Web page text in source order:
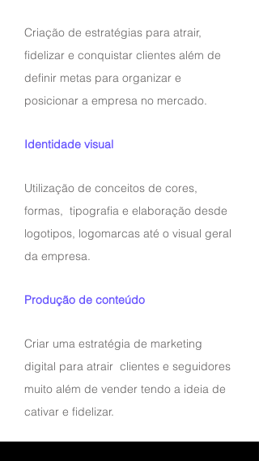
Criação de estratégias para atrair,
fidelizar e conquistar clientes além de
definir metas para organizar e
posicionar a empresa no mercado.
Identidade visual
Utilização de conceitos de cores,
formas, tipografia e elaboração desde
logotipos, logomarcas até o visual geral
da empresa.
Produção de conteúdo
Criar uma estratégia de marketing
digital para atrair clientes e seguidores
muito além de vender tendo a ideia de
cativar e fidelizar.